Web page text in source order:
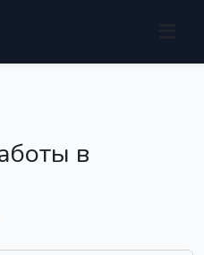
в